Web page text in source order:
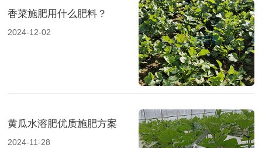
香菜施肥用什么肥料？
2024-12-02
黄瓜水溶肥优质施肥方案
2024-11-28